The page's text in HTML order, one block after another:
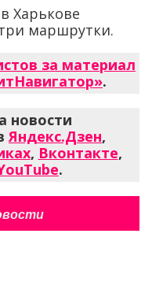
Харькове
маршрутки.
за материал
.
новости
Яндекс.Дзен,
, Вконтакте,
.